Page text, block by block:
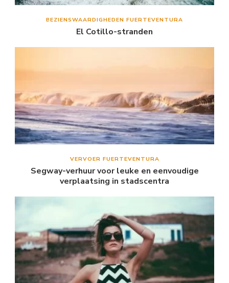
BEZIENSWAARDIGHEDEN FUERTEVENTURA
El Cotillo-stranden
VERVOER FUERTEVENTURA
Segway-verhuur voor leuke en eenvoudige
verplaatsing in stadscentra